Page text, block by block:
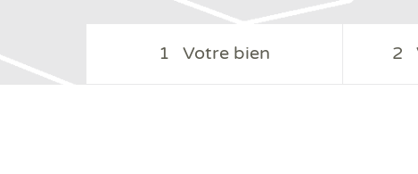
1 Votre bien 2